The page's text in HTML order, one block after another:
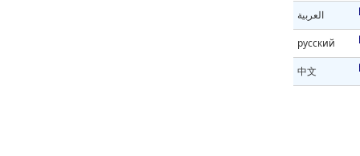
العربية
русский
中文